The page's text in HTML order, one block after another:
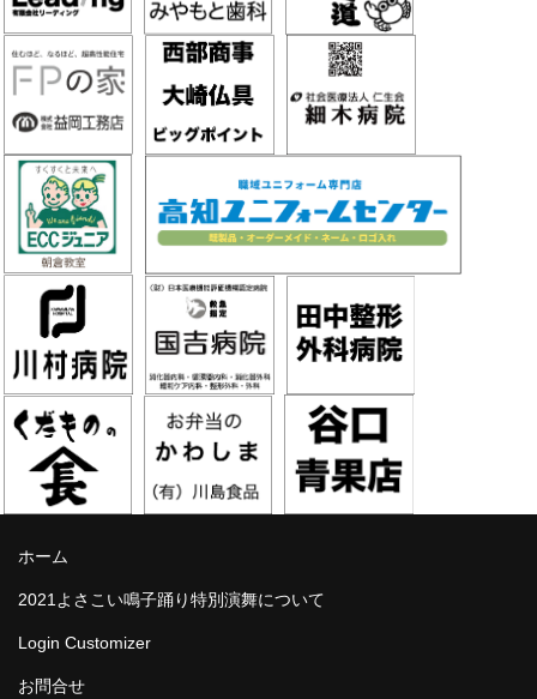
ホーム
2021よさこい鳴子踊り特別演舞について
Login Customizer
お問合せ